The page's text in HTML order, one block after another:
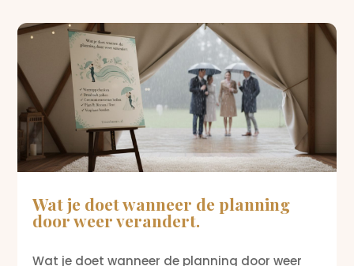
Wat je doet wanneer de planning
door weer verandert.
Wat je doet wanneer de planning door weer